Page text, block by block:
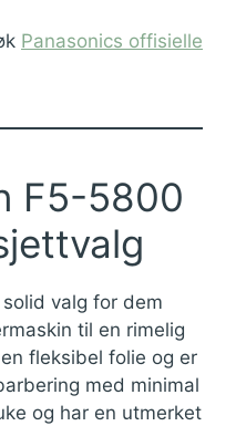
Panasonics offisielle
F5-5800
valg for dem
til en rimelig
fleksibel folie og er
med minimal
og har en utmerket